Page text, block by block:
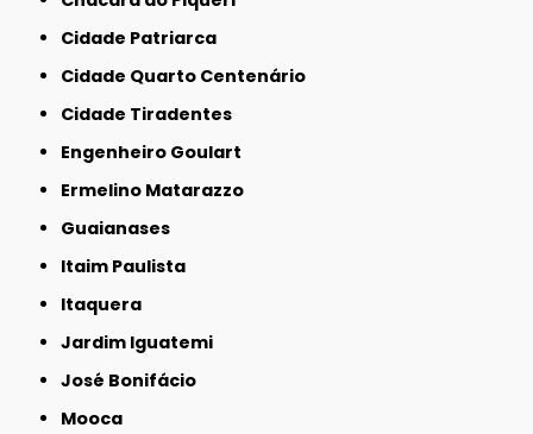
Cidade Patriarca
Cidade Quarto Centenário
Cidade Tiradentes
Engenheiro Goulart
Ermelino Matarazzo
Guaianases
Itaim Paulista
Itaquera
Jardim Iguatemi
José Bonifácio
Mooca